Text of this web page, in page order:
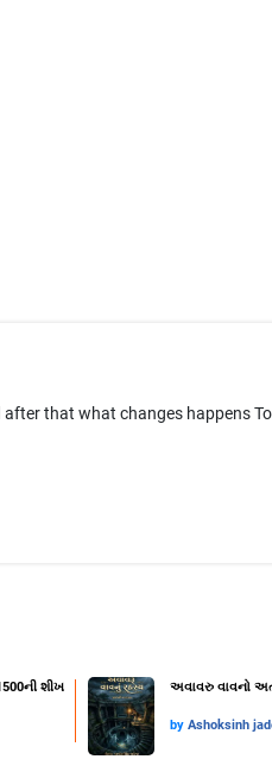
that what changes happens To
શીખ અવાવરુ વાવનો
by Ashoksinh